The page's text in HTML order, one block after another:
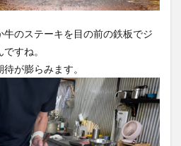
のステーキを目の前の鉄板でジ
すね。
が膨らみます。